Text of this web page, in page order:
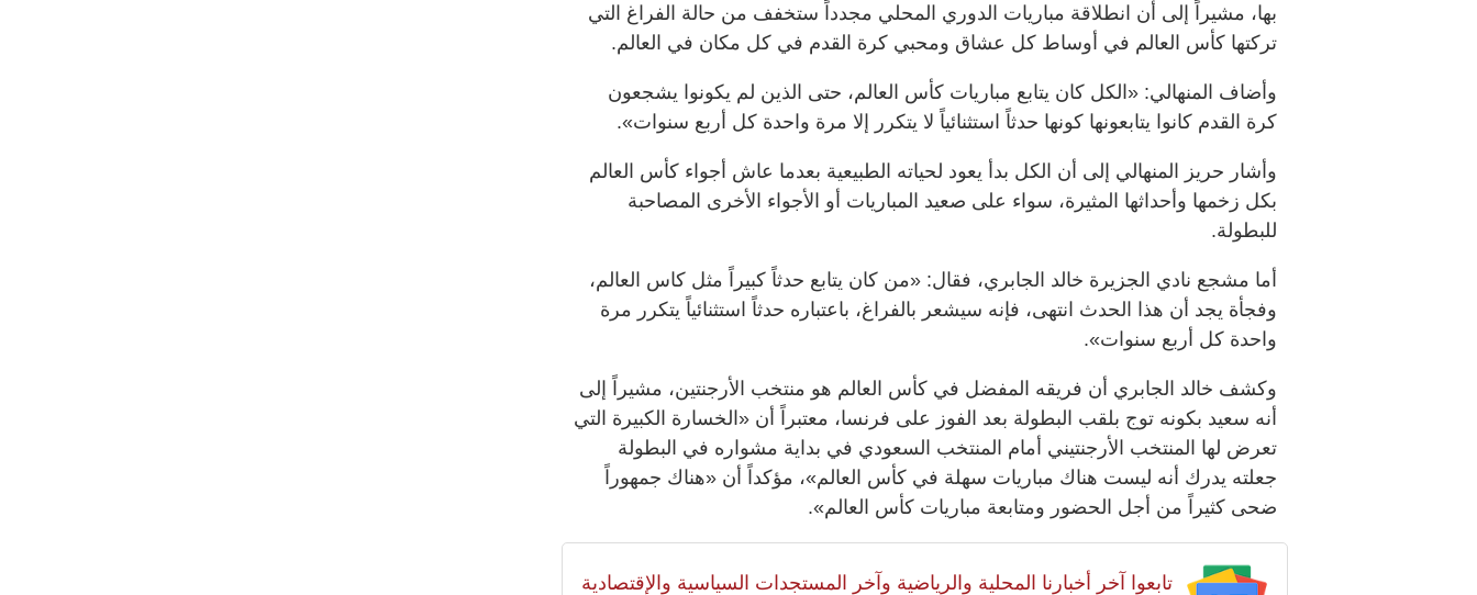
بها، مشيراً إلى أن انطلاقة مباريات الدوري المحلي مجدداً ستخفف من حالة الفراغ التي
تركتها كأس العالم في أوساط كل عشاق ومحبي كرة القدم في كل مكان في العالم.
وأضاف المنهالي: «الكل كان يتابع مباريات كأس العالم، حتى الذين لم يكونوا يشجعون
كرة القدم كانوا يتابعونها كونها حدثاً استثنائياً لا يتكرر إلا مرة واحدة كل أربع سنوات».
وأشار حريز المنهالي إلى أن الكل بدأ يعود لحياته الطبيعية بعدما عاش أجواء كأس العالم
بكل زخمها وأحداثها المثيرة، سواء على صعيد المباريات أو الأجواء الأخرى المصاحبة
للبطولة.
أما مشجع نادي الجزيرة خالد الجابري، فقال: «من كان يتابع حدثاً كبيراً مثل كاس العالم،
وفجأة يجد أن هذا الحدث انتهى، فإنه سيشعر بالفراغ، باعتباره حدثاً استثنائياً يتكرر مرة
واحدة كل أربع سنوات».
وكشف خالد الجابري أن فريقه المفضل في كأس العالم هو منتخب الأرجنتين، مشيراً إلى
أنه سعيد بكونه توج بلقب البطولة بعد الفوز على فرنسا، معتبراً أن «الخسارة الكبيرة التي
تعرض لها المنتخب الأرجنتيني أمام المنتخب السعودي في بداية مشواره في البطولة
جعلته يدرك أنه ليست هناك مباريات سهلة في كأس العالم»، مؤكداً أن «هناك جمهوراً
ضحى كثيراً من أجل الحضور ومتابعة مباريات كأس العالم».
تابعوا آخر أخبارنا المحلية والرياضية وآخر المستجدات السياسية والإقتصادية